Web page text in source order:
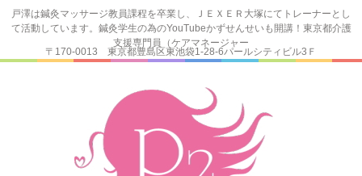
戸澤は鍼灸マッサージ教員課程を卒業し、ＪＥＸＥＲ大塚にてトレーナーとし
て活動しています。鍼灸学生の為のYouTubeかずせんせいも開講！東京都介護
支援専門員（ケアマネージャー
〒170-0013 東京都豊島区東池袋1-28-6パールシティビル3Ｆ